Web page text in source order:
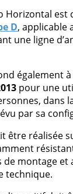
Horizontal
D, applicable
une ligne
également
pour une
dans
par sa
être réalisée
montage et
technique.